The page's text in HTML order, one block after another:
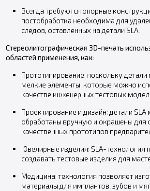
Всегда требуются опорные
постобработка необходима для
следов, оставленных на детали SLA.
Стереолитографическая 3D-печать
областей применения, как:
Прототипирование: поскольку
мелкие элементы, которые можно
качестве инженерных тестовых
Проектирование и дизайн: детали SLA
обработаны вручную и окрашены для
качественных прототипов
Ювелирные изделия: SLA-технология
создавать тестовые изделия для
Медицина: технология позволяет
материалы для имплантов, зубов и